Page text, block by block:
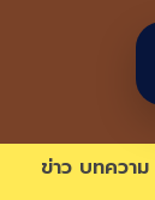
ข่าว บทความ